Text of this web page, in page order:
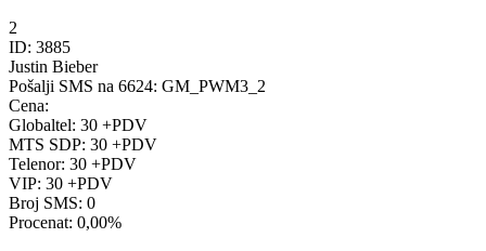
2
ID: 3885
Justin Bieber
Pošalji SMS na 6624: GM_PWM3_2
Cena:
Globaltel: 30 +PDV
MTS SDP: 30 +PDV
Telenor: 30 +PDV
VIP: 30 +PDV
Broj SMS: 0
Procenat: 0,00%